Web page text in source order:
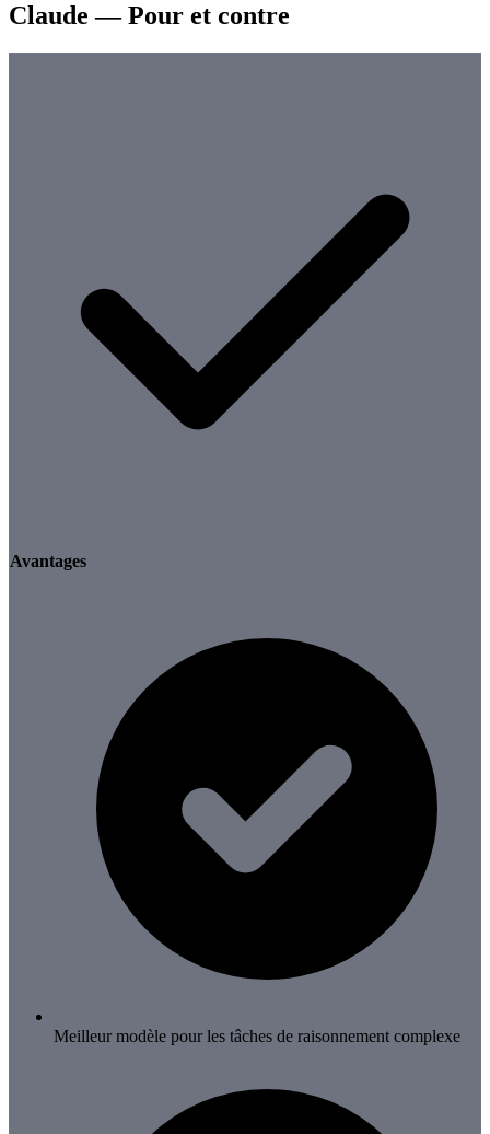
Claude — Pour et contre
Avantages
Meilleur modèle pour les tâches de raisonnement complexe